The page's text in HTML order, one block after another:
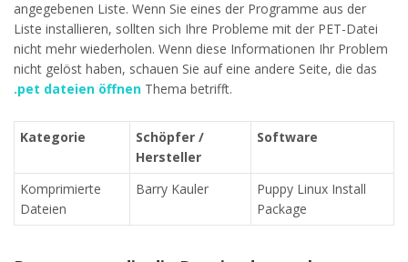
angegebenen Liste. Wenn Sie eines der Programme aus der
Liste installieren, sollten sich Ihre Probleme mit der PET-Datei
nicht mehr wiederholen. Wenn diese Informationen Ihr Problem
nicht gelöst haben, schauen Sie auf eine andere Seite, die das
.pet dateien öffnen Thema betrifft.
Kategorie
Schöpfer /
Hersteller
Software
Komprimierte
Dateien
Barry Kauler
Puppy Linux Install
Package